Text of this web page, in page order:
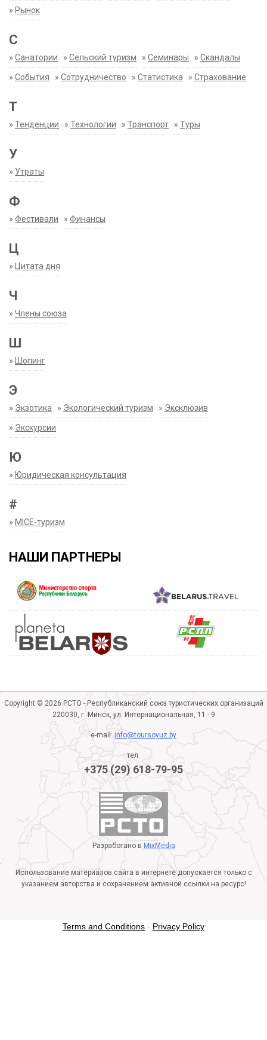
» Рынок
С
» Санатории » Сельский туризм » Семинары » Скандалы
» События » Сотрудничество » Статистика » Страхование
Т
» Тенденции » Технологии » Транспорт » Туры
У
» Утраты
Ф
» Фестивали » Финансы
Ц
» Цитата дня
Ч
» Члены союза
Ш
» Шопинг
Э
» Экзотика » Экологический туризм » Эксклюзив
» Экскурсии
Ю
» Юридическая консультация
#
» MICE-туризм
НАШИ ПАРТНЕРЫ
Copyright © 2026 РСТО - Республиканский союз туристических организаций
220030, г. Минск, ул. Интернациональная, 11 - 9
e-mail:info@toursoyuz.by
тел.
+375 (29) 618-79-95
Разработано в MixMedia
Использование материалов сайта в интернете допускается только с
указанием авторства и сохранением активной ссылки на ресурс!
Terms and Conditions - Privacy Policy